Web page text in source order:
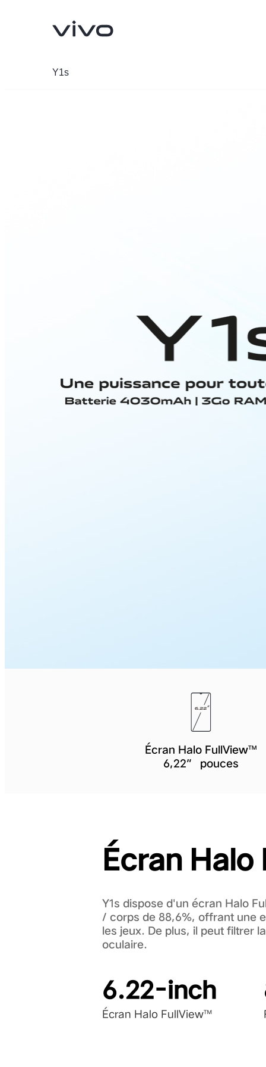
Y1s
Écran Halo FullView™
6,22” pouces
Écran
Y1s dispose d'un écran Halo
/ corps de 88,6%, offrant une
les jeux. De plus, il peut filtrer
oculaire.
6.22-inch
Écran Halo FullView™